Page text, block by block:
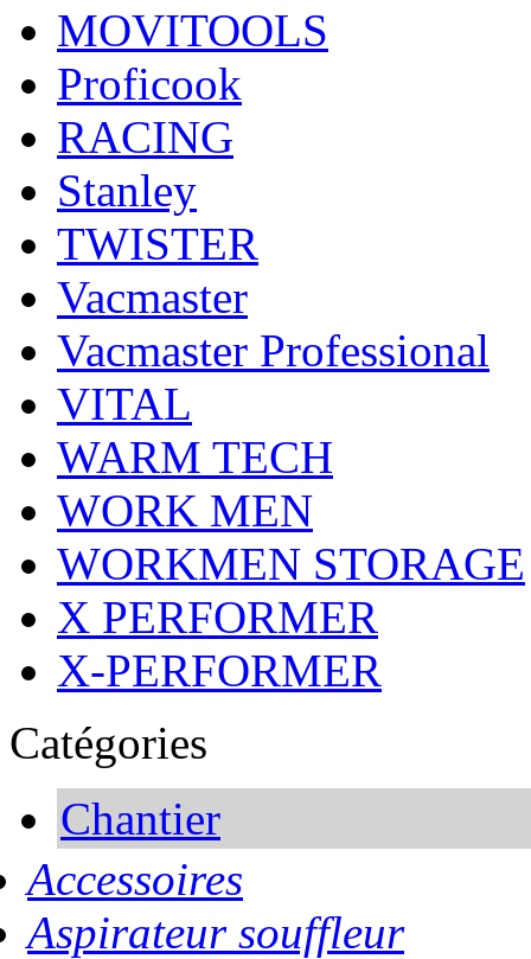
MOVITOOLS
Proficook
RACING
Stanley
TWISTER
Vacmaster
Vacmaster Professional
VITAL
WARM TECH
WORK MEN
WORKMEN STORAGE
X PERFORMER
X-PERFORMER
Catégories
Chantier
Accessoires
Aspirateur souffleur